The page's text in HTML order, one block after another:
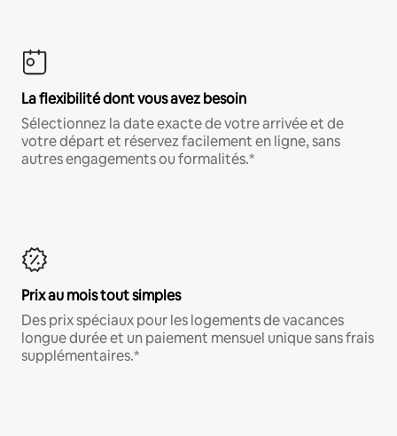
La flexibilité dont vous avez besoin
Sélectionnez la date exacte de votre arrivée et de
votre départ et réservez facilement en ligne, sans
autres engagements ou formalités.*
Prix au mois tout simples
Des prix spéciaux pour les logements de vacances
longue durée et un paiement mensuel unique sans frais
supplémentaires.*